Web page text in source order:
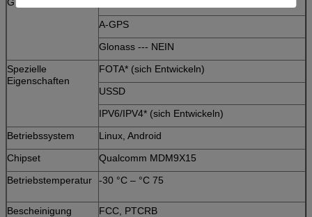
A-GPS
Glonass --- NEIN
Spezielle
Eigenschaften
FOTA* (sich Entwickeln)
USSD
IPV6/IPV4* (sich Entwickeln)
Betriebssystem
Linux, Android
Chipset
Qualcomm MDM9X15
Betriebstemperatur
-30 °C – °C 75
Bescheinigung
FCC, PTCRB